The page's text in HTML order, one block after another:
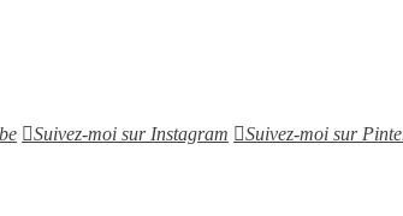
Suivez-moi sur Instagram Suivez-moi sur